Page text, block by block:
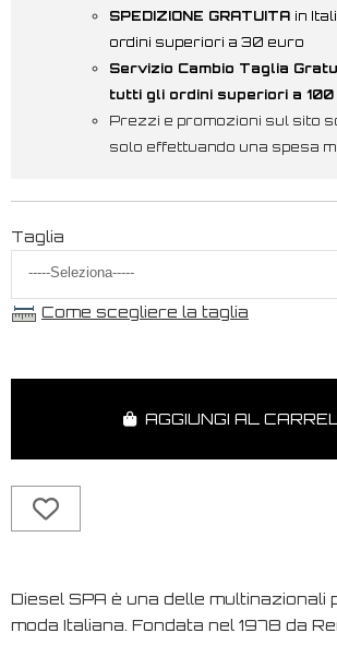
SPEDIZIONE GRATUITA in
ordini superiori a 30 euro
Servizio Cambio Taglia
tutti gli ordini superiori a 100
Prezzi e promozioni sul sito
solo effettuando una spesa
Taglia
Come scegliere la taglia
AGGIUNGI AL
Diesel SPA è una delle multinazionali
moda Italiana. Fondata nel 1978 da